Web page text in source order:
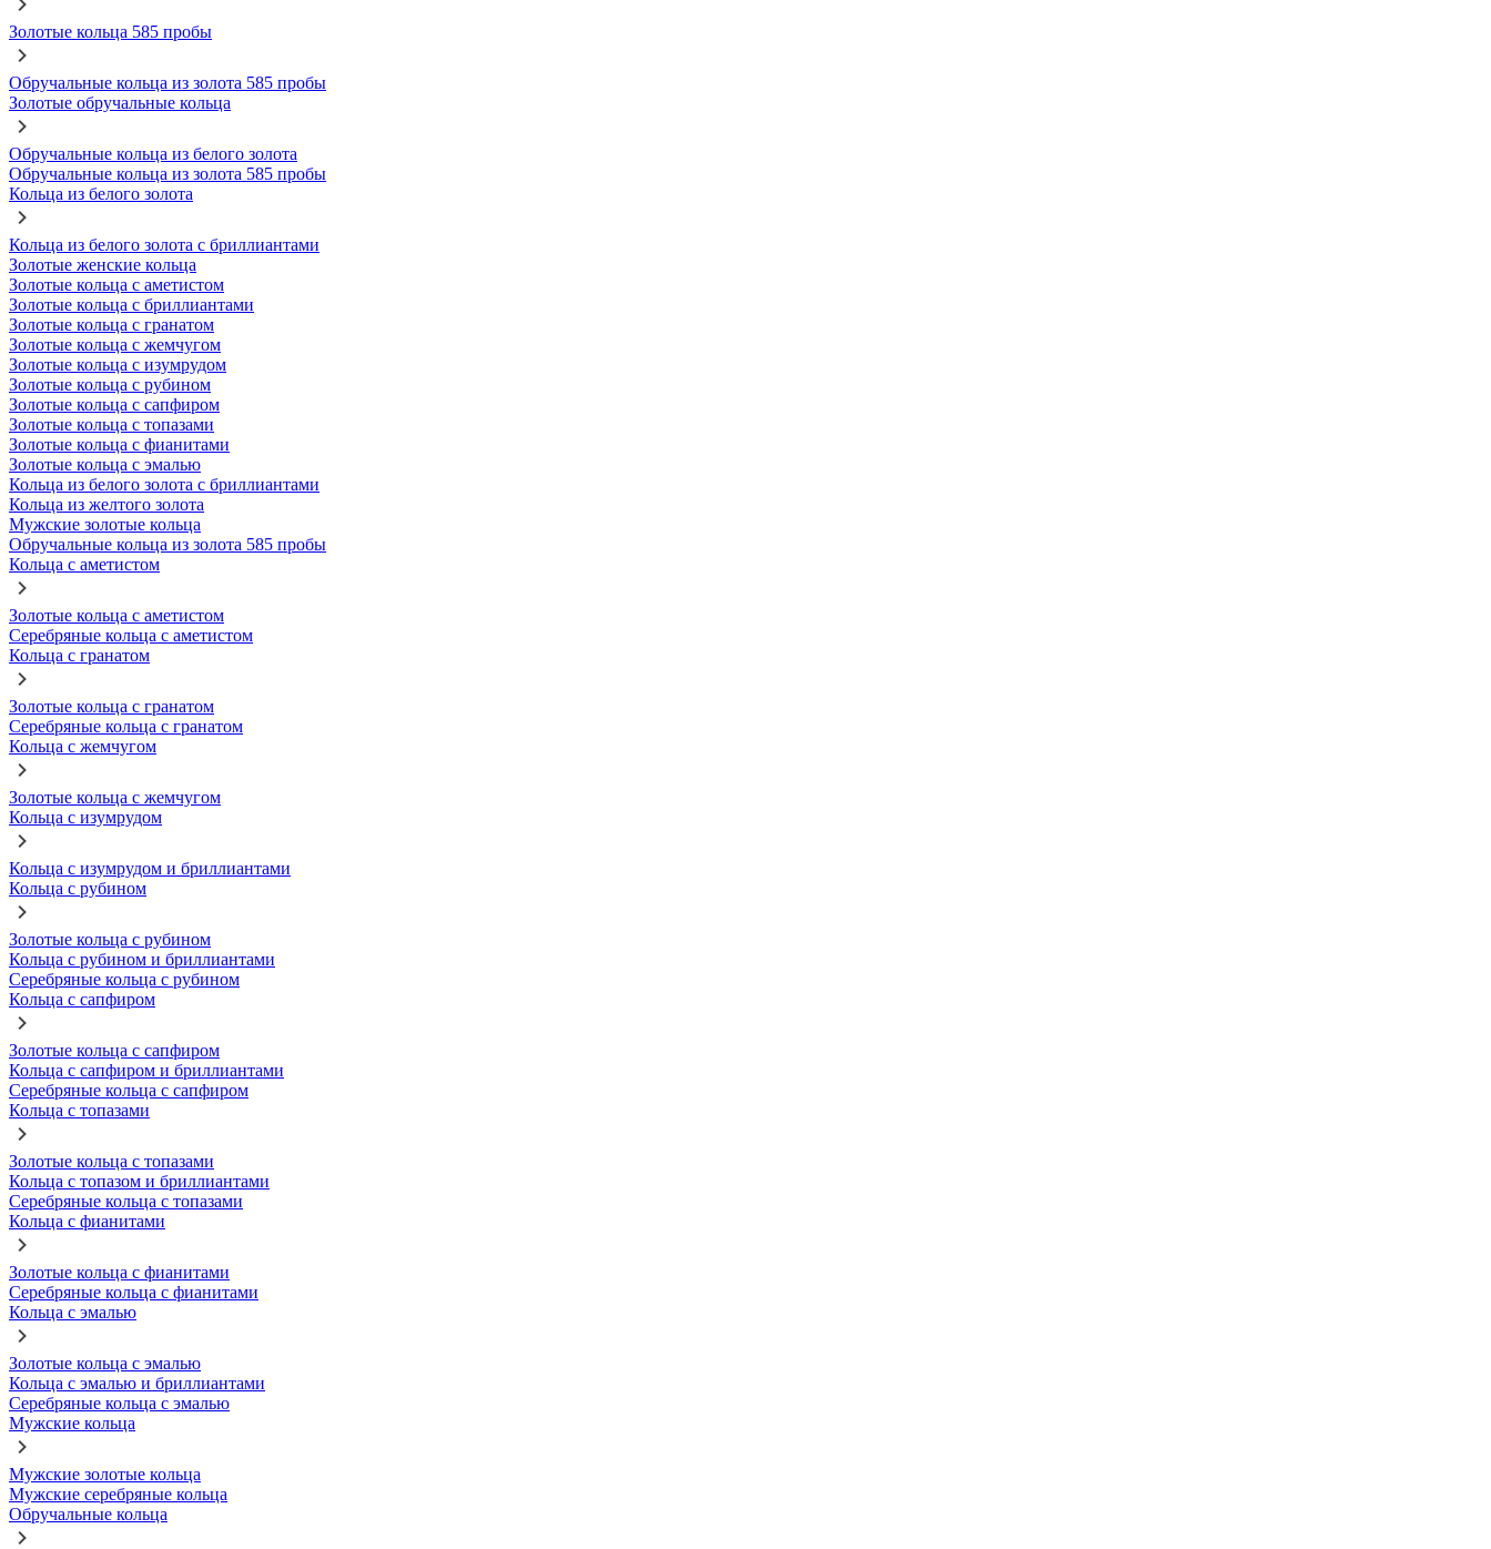
Золотые кольца 585 пробы
Обручальные кольца из золота 585 пробы
Золотые обручальные кольца
Обручальные кольца из белого золота
Обручальные кольца из золота 585 пробы
Кольца из белого золота
Кольца из белого золота с бриллиантами
Золотые женские кольца
Золотые кольца с аметистом
Золотые кольца с бриллиантами
Золотые кольца с гранатом
Золотые кольца с жемчугом
Золотые кольца с изумрудом
Золотые кольца с рубином
Золотые кольца с сапфиром
Золотые кольца с топазами
Золотые кольца с фианитами
Золотые кольца с эмалью
Кольца из белого золота с бриллиантами
Кольца из желтого золота
Мужские золотые кольца
Обручальные кольца из золота 585 пробы
Кольца с аметистом
Золотые кольца с аметистом
Серебряные кольца с аметистом
Кольца с гранатом
Золотые кольца с гранатом
Серебряные кольца с гранатом
Кольца с жемчугом
Золотые кольца с жемчугом
Кольца с изумрудом
Кольца с изумрудом и бриллиантами
Кольца с рубином
Золотые кольца с рубином
Кольца с рубином и бриллиантами
Серебряные кольца с рубином
Кольца с сапфиром
Золотые кольца с сапфиром
Кольца с сапфиром и бриллиантами
Серебряные кольца с сапфиром
Кольца с топазами
Золотые кольца с топазами
Кольца с топазом и бриллиантами
Серебряные кольца с топазами
Кольца с фианитами
Золотые кольца с фианитами
Серебряные кольца с фианитами
Кольца с эмалью
Золотые кольца с эмалью
Кольца с эмалью и бриллиантами
Серебряные кольца с эмалью
Мужские кольца
Мужские золотые кольца
Мужские серебряные кольца
Обручальные кольца